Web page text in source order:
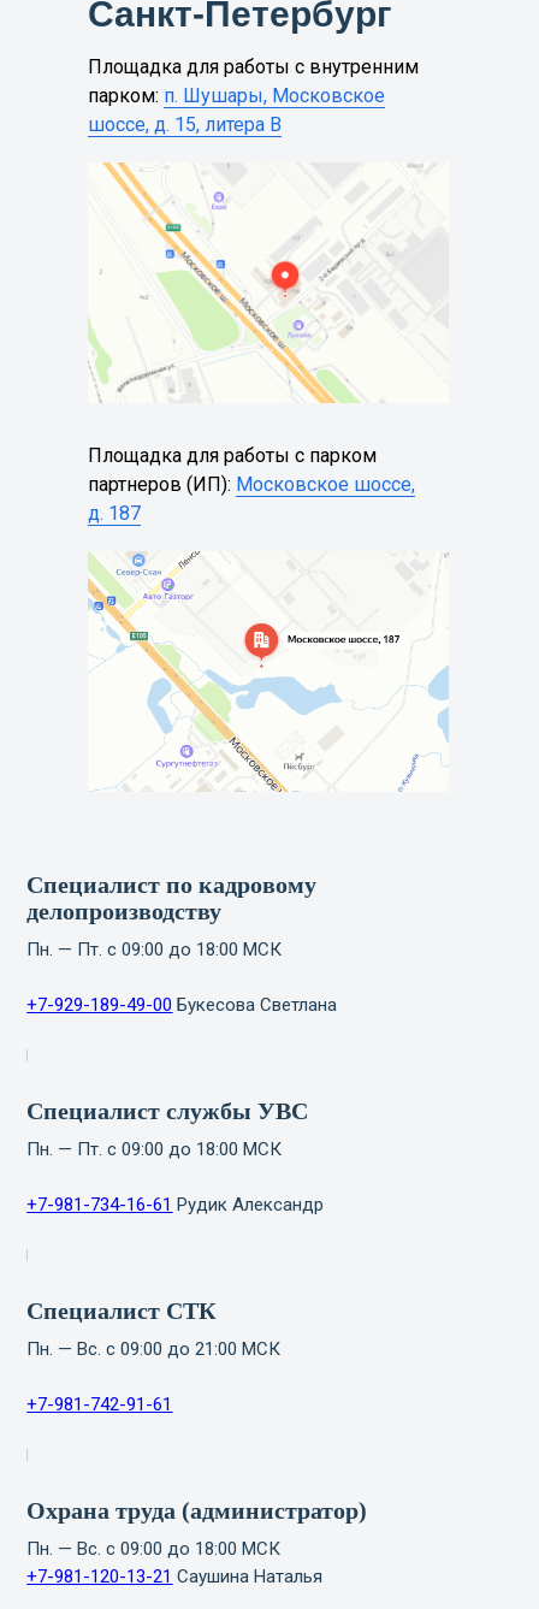
Санкт-Петербург
Площадка для работы с внутренним
парком: п. Шушары, Московское
шоссе, д. 15, литера B
Площадка для работы с парком
партнеров (ИП): Московское шоссе,
д. 187
Специалист по кадровому
делопроизводству
Пн. — Пт. с 09:00 до 18:00 МСК
+7-929-189-49-00 Букесова Светлана
Специалист службы УВС
Пн. — Пт. с 09:00 до 18:00 МСК
+7-981-734-16-61 Рудик Александр
Специалист СТК
Пн. — Вс. с 09:00 до 21:00 МСК
+7-981-742-91-61
Охрана труда (администратор)
Пн. — Вс. с 09:00 до 18:00 МСК
+7-981-120-13-21 Саушина Наталья